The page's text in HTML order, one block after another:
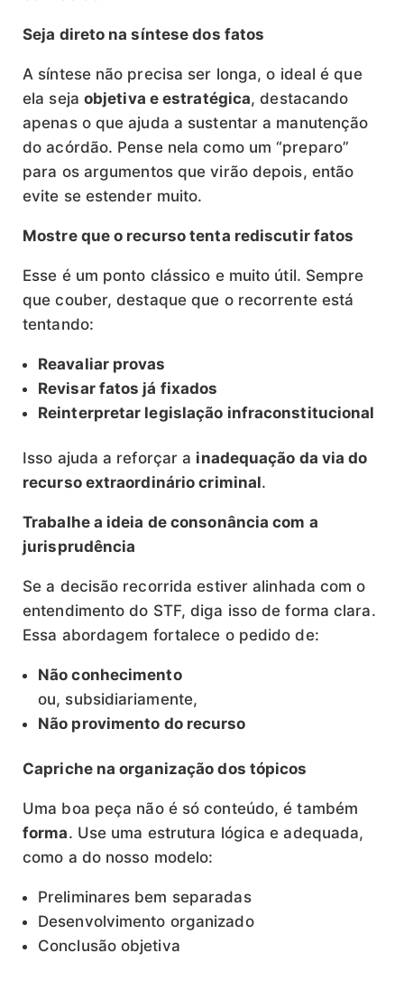
Seja direto na síntese dos fatos
A síntese não precisa ser longa, o ideal é que
ela seja objetiva e estratégica, destacando
apenas o que ajuda a sustentar a manutenção
do acórdão. Pense nela como um “preparo”
para os argumentos que virão depois, então
evite se estender muito.
Mostre que o recurso tenta rediscutir fatos
Esse é um ponto clássico e muito útil. Sempre
que couber, destaque que o recorrente está
tentando:
Reavaliar provas
Revisar fatos já fixados
Reinterpretar legislação infraconstitucional
Isso ajuda a reforçar a inadequação da via do
recurso extraordinário criminal.
Trabalhe a ideia de consonância com a
jurisprudência
Se a decisão recorrida estiver alinhada com o
entendimento do STF, diga isso de forma clara.
Essa abordagem fortalece o pedido de:
Não conhecimento
ou, subsidiariamente,
Não provimento do recurso
Capriche na organização dos tópicos
Uma boa peça não é só conteúdo, é também
forma. Use uma estrutura lógica e adequada,
como a do nosso modelo:
Preliminares bem separadas
Desenvolvimento organizado
Conclusão objetiva